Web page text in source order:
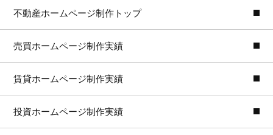
不動産ホームページ制作トップ
売買ホームページ制作実績
賃貸ホームページ制作実績
投資ホームページ制作実績